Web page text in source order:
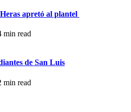
apretó al plantel
min read
de San Luis
min read